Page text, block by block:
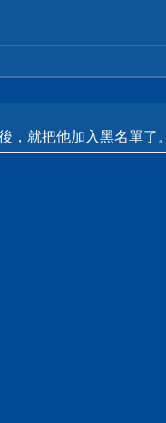
，就把他加入黑名單了。